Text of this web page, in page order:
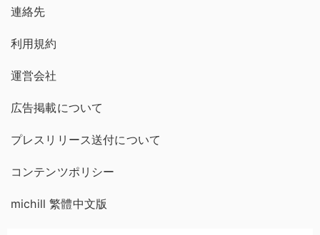
連絡先
利用規約
運営会社
広告掲載について
プレスリリース送付について
コンテンツポリシー
michill 繁體中文版